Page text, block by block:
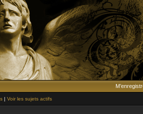
| Voir les sujets actifs